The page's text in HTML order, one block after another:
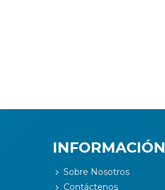
INFORMACIÓN
Sobre Nosotros
Contáctenos